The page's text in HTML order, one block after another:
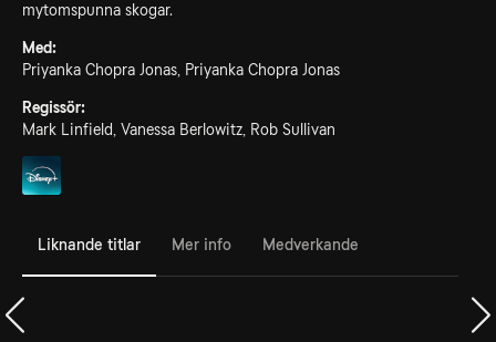
mytomspunna skogar.
Med:
Priyanka Chopra Jonas, Priyanka Chopra Jonas
Regissör:
Mark Linfield, Vanessa Berlowitz, Rob Sullivan
Liknande titlar Mer info Medverkande